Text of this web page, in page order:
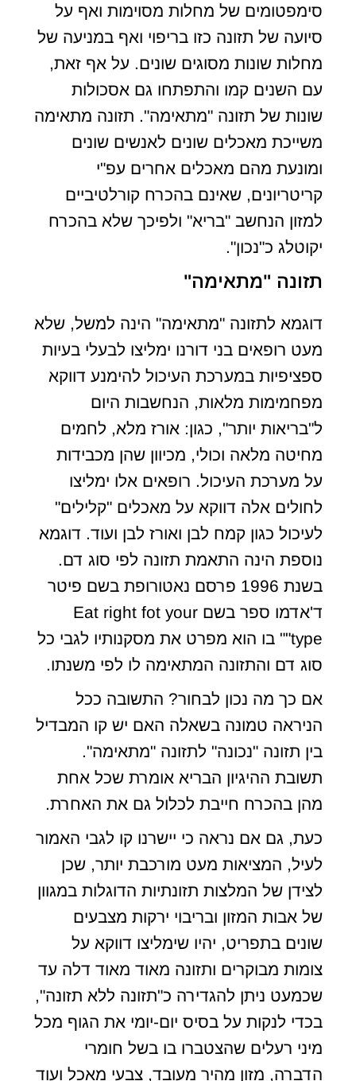
סימפטומים של מחלות מסוימות ואף על
סיועה של תזונה כזו בריפוי ואף במניעה של
מחלות שונות מסוגים שונים. על אף זאת,
עם השנים קמו והתפתחו גם אסכולות
שונות של תזונה "מתאימה". תזונה מתאימה
משייכת מאכלים שונים לאנשים שונים
ומונעת מהם מאכלים אחרים עפ"י
קריטריונים, שאינם בהכרח קורלטיביים
למזון הנחשב "בריא" ולפיכך שלא בהכרח
יקוטלג כ"נכון".
תזונה "מתאימה"
דוגמא לתזונה "מתאימה" הינה למשל, שלא
מעט רופאים בני דורנו ימליצו לבעלי בעיות
ספציפיות במערכת העיכול להימנע דווקא
מפחמימות מלאות, הנחשבות היום
ל"בריאות יותר", כגון: אורז מלא, לחמים
מחיטה מלאה וכולי, מכיוון שהן מכבידות
על מערכת העיכול. רופאים אלו ימליצו
לחולים אלה דווקא על מאכלים "קלילים"
לעיכול כגון קמח לבן ואורז לבן ועוד. דוגמא
נוספת הינה התאמת תזונה לפי סוג דם.
בשנת 1996 פרסם נאטורופת בשם פיטר
ד'אדמו ספר בשם Eat right fot your
type"" בו הוא מפרט את מסקנותיו לגבי כל
סוג דם והתזונה המתאימה לו לפי משנתו.
אם כך מה נכון לבחור? התשובה ככל
הניראה טמונה בשאלה האם יש קו המבדיל
בין תזונה "נכונה" לתזונה "מתאימה".
תשובת ההיגיון הבריא אומרת שכל אחת
מהן בהכרח חייבת לכלול גם את האחרת.
כעת, גם אם נראה כי יישרנו קו לגבי האמור
לעיל, המציאות מעט מורכבת יותר, שכן
לצידן של המלצות תזונתיות הדוגלות במגוון
של אבות המזון ובריבוי ירקות מצבעים
שונים בתפריט, יהיו שימליצו דווקא על
צומות מבוקרים ותזונה מאוד מאוד דלה עד
שכמעט ניתן להגדירה כ"תזונה ללא תזונה",
בכדי לנקות על בסיס יום-יומי את הגוף מכל
מיני רעלים שהצטברו בו בשל חומרי
הדברה, מזון מהיר מעובד, צבעי מאכל ועוד